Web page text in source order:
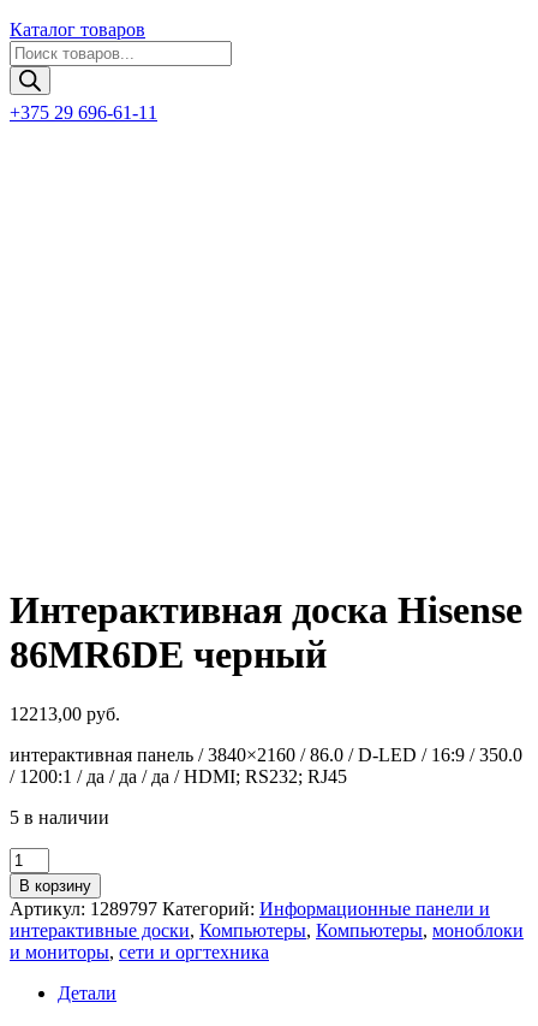
Каталог товаров
Поиск
товаров
+375 29 696-61-11
Интерактивная доска Hisense
86MR6DE черный
12213,00 руб.
интерактивная панель / 3840×2160 / 86.0 / D-LED / 16:9 / 350.0
/ 1200:1 / да / да / да / HDMI; RS232; RJ45
5 в наличии
Количество
товара
Интерактивная
доска
Hisense
86MR6DE
черный
В корзину
Артикул: 1289797 Категорий: Информационные панели и
интерактивные доски, Компьютеры, Компьютеры, моноблоки
и мониторы, сети и оргтехника
Детали